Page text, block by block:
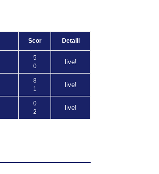
Scor Detalii
5
0
live!
8
1
live!
0
2
live!